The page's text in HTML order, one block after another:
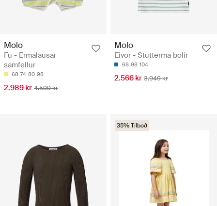
Molo
Fu - Ermalausar
samfellur
68 74 80 98
2.989 kr 4.599 kr
Molo
Eivor - Stutterma bolir
68 98 104
2.566 kr 3.949 kr
35% Tilboð